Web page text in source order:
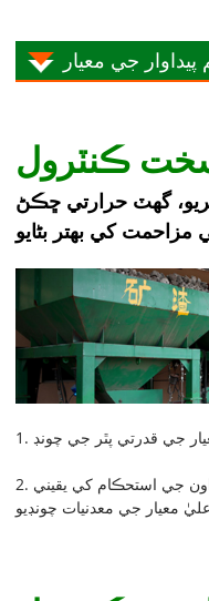
جي معيار
ڪنٽرول
گهٽ حرارتي ڇڪڻ
جي قدرتي پٿر جي چونڊ
2. نجاست جي داخلا کان بچڻ ۽ پٿر جي اون جي استحڪام کي يقيني